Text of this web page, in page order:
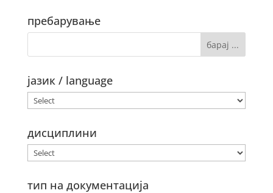
пребарување
јазик / language
дисциплини
тип на документација